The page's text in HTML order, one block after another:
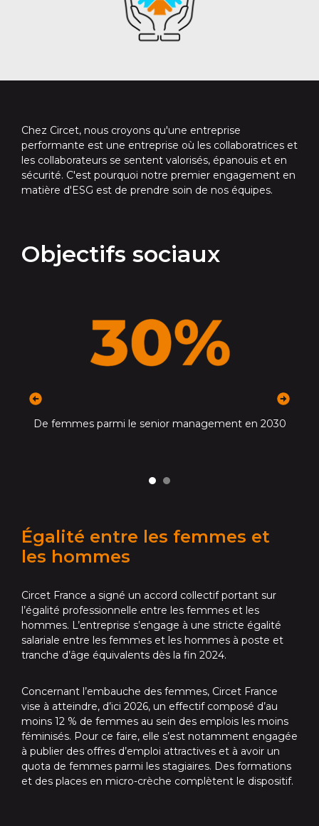
Chez Circet, nous croyons qu'une entreprise
performante est une entreprise où les collaboratrices et
les collaborateurs se sentent valorisés, épanouis et en
sécurité. C'est pourquoi notre premier engagement en
matière d'ESG est de prendre soin de nos équipes.
Objectifs sociaux
De femmes parmi le senior management en 2030
précédent suivant
Égalité entre les femmes et
les hommes
Circet France a signé un accord collectif portant sur
l’égalité professionnelle entre les femmes et les
hommes. L’entreprise s’engage à une stricte égalité
salariale entre les femmes et les hommes à poste et
tranche d’âge équivalents dès la fin 2024.
Concernant l’embauche des femmes, Circet France
vise à atteindre, d’ici 2026, un effectif composé d’au
moins 12 % de femmes au sein des emplois les moins
féminisés. Pour ce faire, elle s’est notamment engagée
à publier des offres d’emploi attractives et à avoir un
quota de femmes parmi les stagiaires. Des formations
et des places en micro-crèche complètent le dispositif.